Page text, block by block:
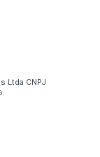
Ltda CNPJ